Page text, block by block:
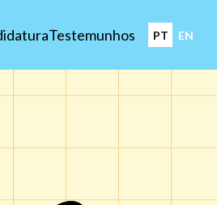
Testemunhos PT EN